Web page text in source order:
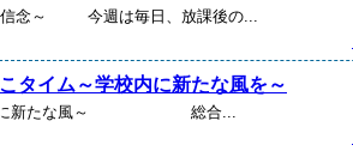
信念～ 今週は毎日、放課後の...
タイム～学校内に新たな風を～
ームに新たな風～ 総合...